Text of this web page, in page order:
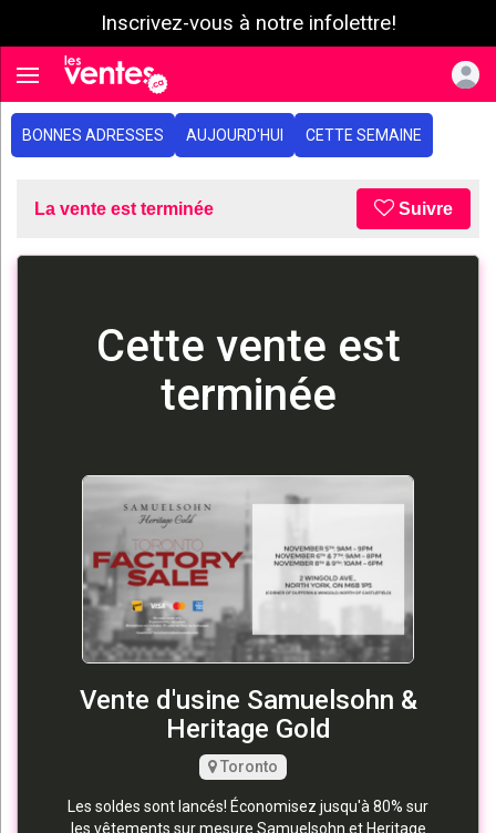
Inscrivez-vous à notre infolettre!
Toggle navigation
BONNES ADRESSES AUJOURD'HUI CETTE SEMAINE
La vente est terminée Suivre
Cette vente est
terminée
Vente d'usine Samuelsohn &
Heritage Gold
Toronto
Les soldes sont lancés! Économisez jusqu'à 80% sur
les vêtements sur mesure Samuelsohn et Heritage